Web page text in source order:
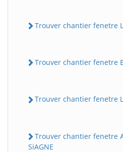
Trouver chantier fenetre
Trouver chantier fenetre
Trouver chantier fenetre
Trouver chantier fenetre
SiAGNE